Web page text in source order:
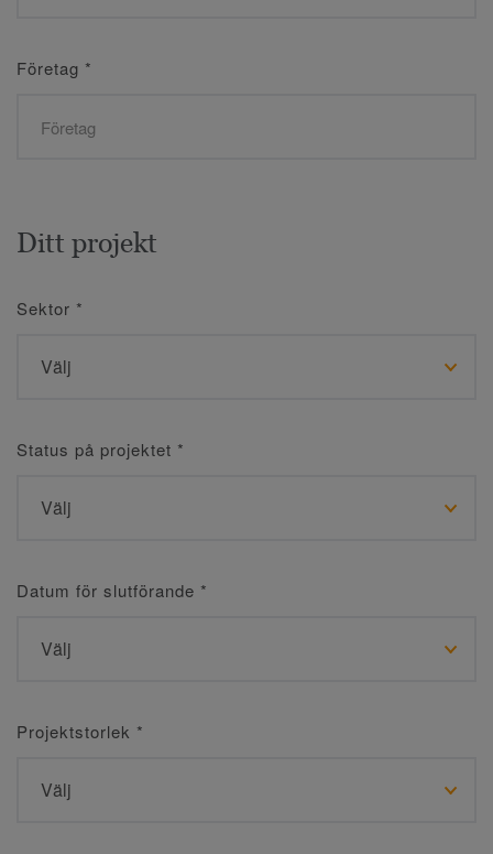
Företag *
Ditt projekt
Sektor *
Status på projektet *
Datum för slutförande *
Projektstorlek *